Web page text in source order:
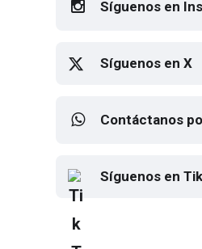
Síguenos en
Síguenos en
Síguenos en X
Contáctanos